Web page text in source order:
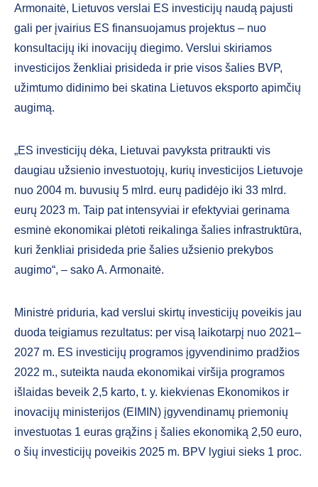
Armonaitė, Lietuvos verslai ES investicijų naudą pajusti
gali per įvairius ES finansuojamus projektus – nuo
konsultacijų iki inovacijų diegimo. Verslui skiriamos
investicijos ženkliai prisideda ir prie visos šalies BVP,
užimtumo didinimo bei skatina Lietuvos eksporto apimčių
augimą.
„ES investicijų dėka, Lietuvai pavyksta pritraukti vis
daugiau užsienio investuotojų, kurių investicijos Lietuvoje
nuo 2004 m. buvusių 5 mlrd. eurų padidėjo iki 33 mlrd.
eurų 2023 m. Taip pat intensyviai ir efektyviai gerinama
esminė ekonomikai plėtoti reikalinga šalies infrastruktūra,
kuri ženkliai prisideda prie šalies užsienio prekybos
augimo“, – sako A. Armonaitė.
Ministrė priduria, kad verslui skirtų investicijų poveikis jau
duoda teigiamus rezultatus: per visą laikotarpį nuo 2021–
2027 m. ES investicijų programos įgyvendinimo pradžios
2022 m., suteikta nauda ekonomikai viršija programos
išlaidas beveik 2,5 karto, t. y. kiekvienas Ekonomikos ir
inovacijų ministerijos (EIMIN) įgyvendinamų priemonių
investuotas 1 euras grąžins į šalies ekonomiką 2,50 euro,
o šių investicijų poveikis 2025 m. BPV lygiui sieks 1 proc.